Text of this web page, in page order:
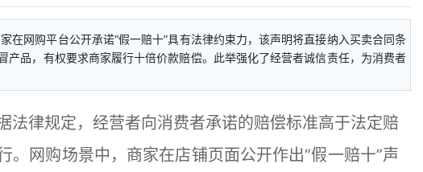
在网购平台公开承诺“假一赔十”具有法律约束力，该声明将直接纳入买卖合同条
产品，有权要求商家履行十倍价款赔偿。此举强化了经营者诚信责任，为消费者
律规定，经营者向消费者承诺的赔偿标准高于法定赔
。网购场景中，商家在店铺页面公开作出“假一赔十”声